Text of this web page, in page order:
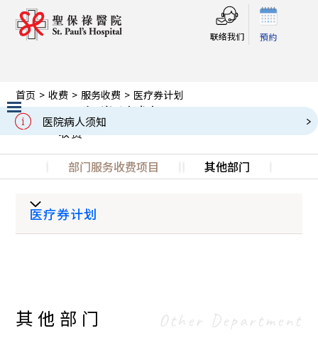
联络我们 預約
医院病人须知
Slide 2 of 3.
首页 > 收费 > 服务收费 > 医疗券计划
医疗券计划
收费
部门服务收费项目 其他部门
医疗券计划
其他部门 Other Department